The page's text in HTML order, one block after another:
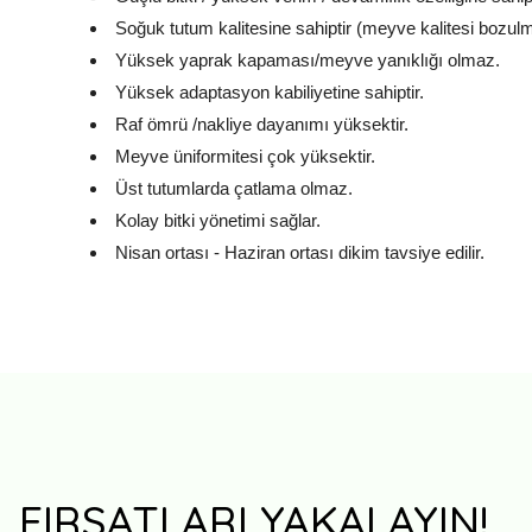
Soğuk tutum kalitesine sahiptir (meyve kalitesi
Yüksek yaprak kapaması/meyve yanıklığı olmaz.
Yüksek adaptasyon kabiliyetine sahiptir.
Raf ömrü /nakliye dayanımı yüksektir.
Meyve üniformitesi çok yüksektir.
Üst tutumlarda çatlama olmaz.
Kolay bitki yönetimi sağlar.
Nisan ortası - Haziran ortası dikim tavsiye edilir.
FIRSATLARI YAKALAYIN!